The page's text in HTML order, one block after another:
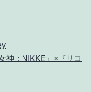
神：NIKKE』×『リコ